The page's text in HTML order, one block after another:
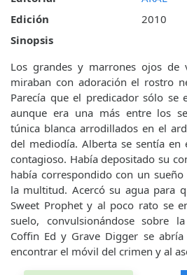
Edición
2010
Sinopsis
Los grandes y marrones ojos de
miraban con adoración el rostro
Parecía que el predicador sólo se
aunque era una más entre los
túnica blanca arrodillados en el
del mediodía. Alberta se sentía en
contagioso. Había depositado su
había correspondido con un
la multitud. Acercó su agua para
Sweet Prophet y al poco rato se
suelo, convulsionándose sobre
Coffin Ed y Grave Digger se
encontrar el móvil del crimen y al